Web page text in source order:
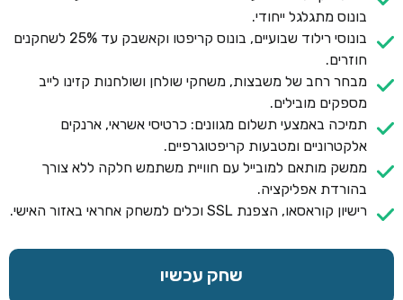
בונוס מתגלגל ייחודי.
בונוסי רילוד שבועיים, בונוס קריפטו וקאשבק עד 25% לשחקנים
חוזרים.
מבחר רחב של משבצות, משחקי שולחן ושולחנות קזינו לייב
מספקים מובילים.
תמיכה באמצעי תשלום מגוונים: כרטיסי אשראי, ארנקים
אלקטרוניים ומטבעות קריפטוגרפיים.
ממשק מותאם למובייל עם חוויית משתמש חלקה ללא צורך
בהורדת אפליקציה.
רישיון קוראסאו, הצפנת SSL וכלים למשחק אחראי באזור האישי.
שחק עכשיו